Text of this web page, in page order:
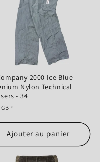
2000 Ice Blue
Nylon Technical
- 34
Ajouter au panier